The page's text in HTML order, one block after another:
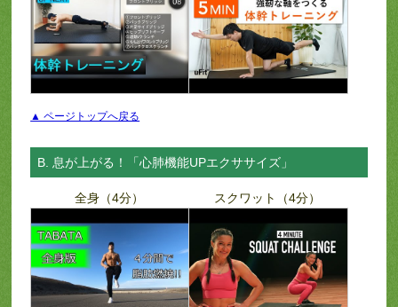
▲ ページトップへ戻る
B. 息が上がる！「心肺機能UPエクササイズ」
全身（4分） スクワット（4分）